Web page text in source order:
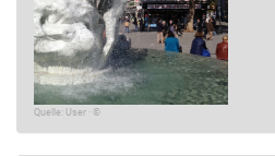
Quelle: User · ©